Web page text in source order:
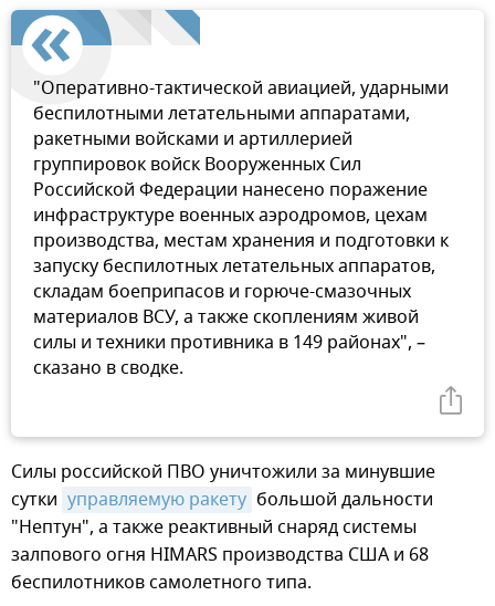
"Оперативно-тактической авиацией, ударными
беспилотными летательными аппаратами,
ракетными войсками и артиллерией
группировок войск Вооруженных Сил
Российской Федерации нанесено поражение
инфраструктуре военных аэродромов, цехам
производства, местам хранения и подготовки к
запуску беспилотных летательных аппаратов,
складам боеприпасов и горюче-смазочных
материалов ВСУ, а также скоплениям живой
силы и техники противника в 149 районах", –
сказано в сводке.
Силы российской ПВО уничтожили за минувшие
сутки управляемую ракету большой дальности
"Нептун", а также реактивный снаряд системы
залпового огня HIMARS производства США и 68
беспилотников самолетного типа.